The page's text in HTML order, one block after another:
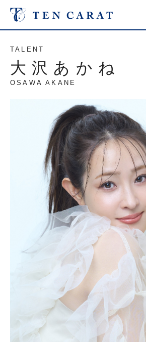
TALENT
大沢あかね
OSAWA AKANE